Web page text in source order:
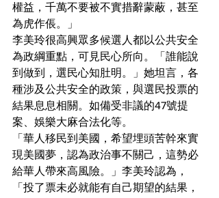
權益，千萬不要被不實措辭蒙蔽，甚至
為虎作倀。」
李美玲很高興眾多候選人都以公共安全
為政綱重點，可見民心所向。「誰能說
到做到，選民心知肚明。」她坦言，各
種涉及公共安全的政策，與選民投票的
結果息息相關。如備受非議的47號提
案、娛樂大麻合法化等。
「華人移民到美國，希望埋頭苦幹來實
現美國夢，認為政治事不關己，這勢必
給華人帶來高風險。」李美玲認為，
「投了票未必就能有自己期望的結果，